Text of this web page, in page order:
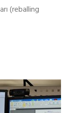
(reballing